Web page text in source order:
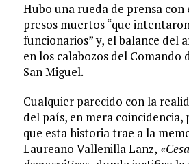
Hubo una rueda de prensa con
presos muertos “que
funcionarios” y, el balance del
en los calabozos del Comando
San Miguel.
Cualquier parecido con la
del país, en mera coincidencia,
que esta historia trae a la
Laureano Vallenilla Lanz,